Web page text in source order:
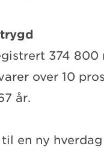
374 800
over 10
år.
en ny